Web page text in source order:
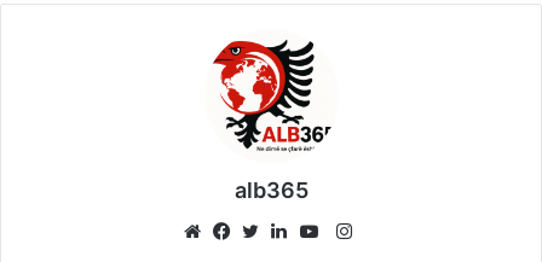
alb365
Instagram